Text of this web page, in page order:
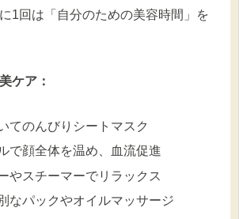
1回は「自分のための美容時間」を
ケア：
てのんびりシートマスク
で顔全体を温め、血流促進
やスチーマーでリラックス
なパックやオイルマッサージ